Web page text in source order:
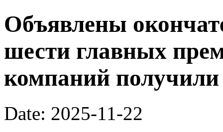
Объявлены
шести главных
компаний
Date: 2025-11-22